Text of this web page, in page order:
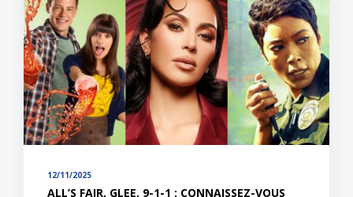
12/11/2025
ALL’S FAIR, GLEE, 9-1-1 : CONNAISSEZ-VOUS